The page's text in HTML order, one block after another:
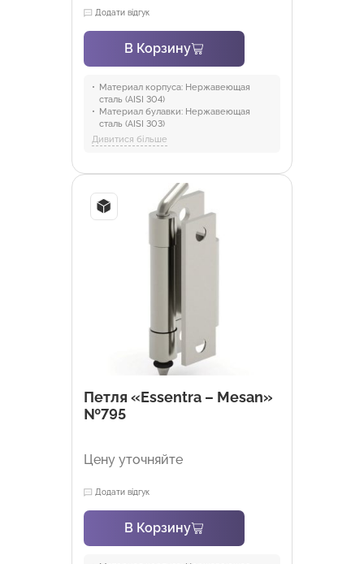
Додати відгук
В Корзину
Материал корпуса: Нержавеющая
сталь (AISI 304)
Материал булавки: Нержавеющая
сталь (AISI 303)
Отрасли: Промышленность и
оборудование, Торговля и HoReCa
Дивитися більше
Петля «Essentra – Mesan»
№795
Цену уточняйте
Додати відгук
В Корзину